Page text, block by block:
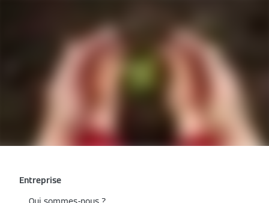
Entreprise